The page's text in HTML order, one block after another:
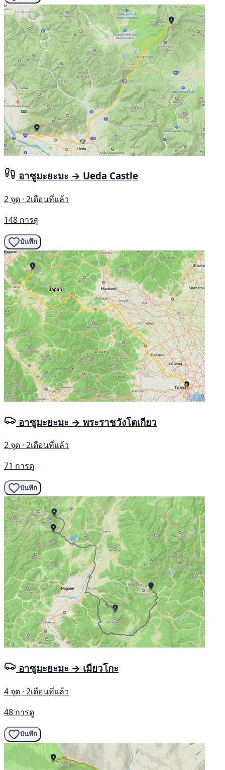
อาซูมะยะมะ → Ueda Castle
2 จุด · 2เดือนที่แล้ว
148 การดู
บันทึก
อาซูมะยะมะ → พระราชวังโตเกียว
2 จุด · 2เดือนที่แล้ว
71 การดู
บันทึก
อาซูมะยะมะ → เมียวโกะ
4 จุด · 2เดือนที่แล้ว
48 การดู
บันทึก